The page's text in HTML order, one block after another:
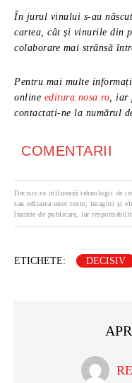
În jurul vinului s-au
cartea, cât și vinurile din
colaborare mai strânsă
Pentru mai multe
online editura.nosa.ro, iar
contactați-ne la numărul
COMENTARII
Decisiv.ro utilizează tehnologii de
sau editarea unor texte, imagini și
înainte de publicare, iar
ETICHETE: DECISIV